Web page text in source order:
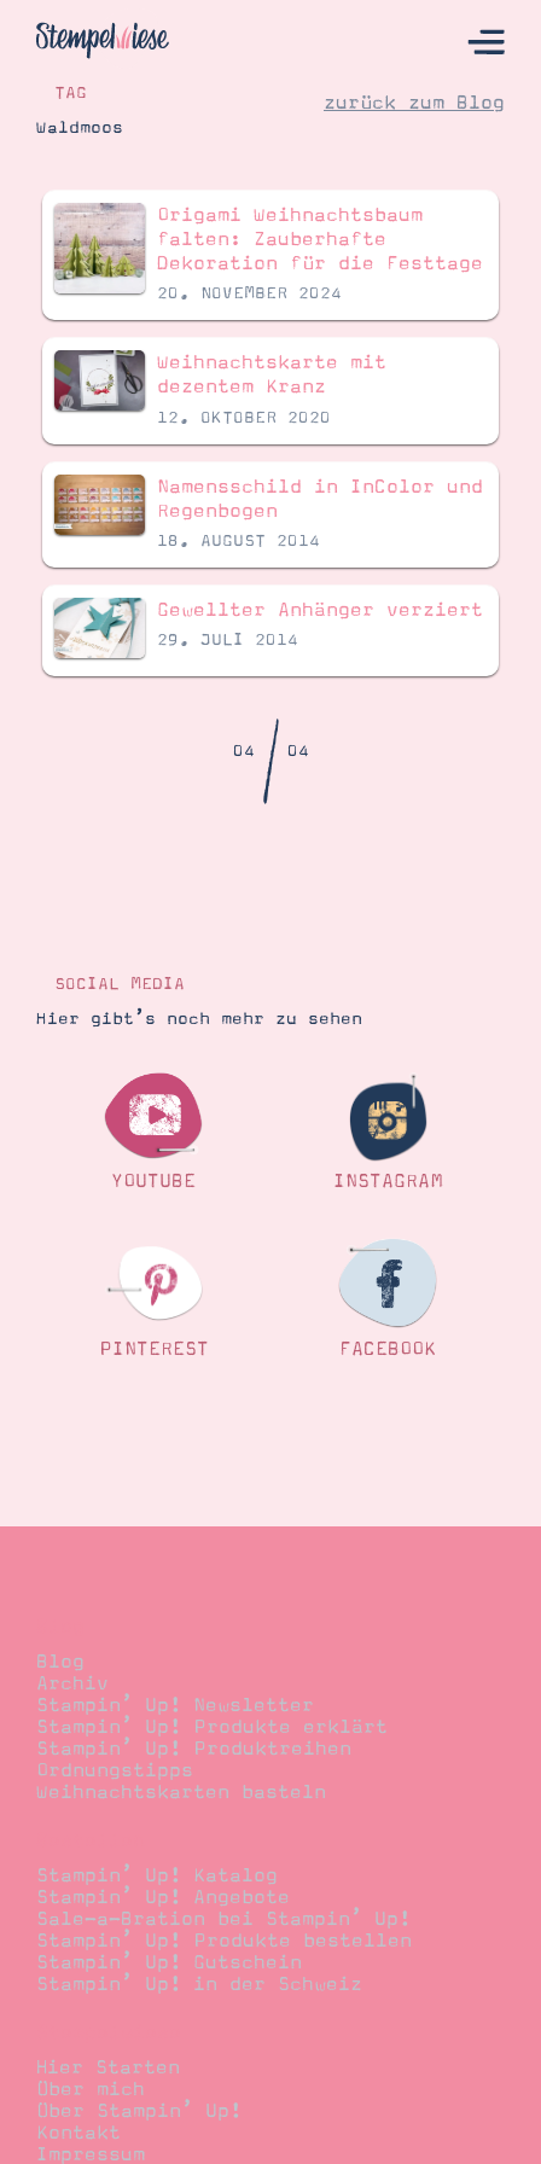
Hier Starten
Katalog
Bestellen
Kontakt
Angebote
Demonstrator werden
Gutscheine
Produkte erklärt
Über mich
Über Stampin’ Up!
Impressum
TAG
Waldmoos
zurück zum Blog
Origami Weihnachtsbaum
falten: Zauberhafte
Dekoration für die Festtage
20. NOVEMBER 2024
Weihnachtskarte mit
dezentem Kranz
12. OKTOBER 2020
Namensschild in InColor und
Regenbogen
18. AUGUST 2014
Gewellter Anhänger verziert
29. JULI 2014
04/04
SOCIAL MEDIA
Hier gibt’s noch mehr zu sehen
YOUTUBE INSTAGRAM
PINTEREST FACEBOOK
Blog
Archiv
Stampin’ Up! Newsletter
Stampin’ Up! Produkte erklärt
Stampin’ Up! Produktreihen
Ordnungstipps
Weihnachtskarten basteln
Stampin’ Up! Katalog
Stampin’ Up! Angebote
Sale-a-Bration bei Stampin’ Up!
Stampin’ Up! Produkte bestellen
Stampin’ Up! Gutschein
Stampin’ Up! in der Schweiz
Hier Starten
Über mich
Über Stampin’ Up!
Kontakt
Impressum